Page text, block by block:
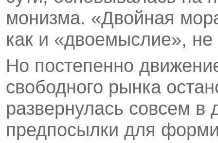
монизма. «Двойная
как и «двоемыслие»,
Но постепенно
свободного рынка
развернулась совсем в
предпосылки для